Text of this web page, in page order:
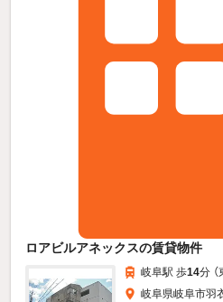
ロアビルアネックスの賃貸物件
岐阜駅 歩14分
岐阜県岐阜市羽